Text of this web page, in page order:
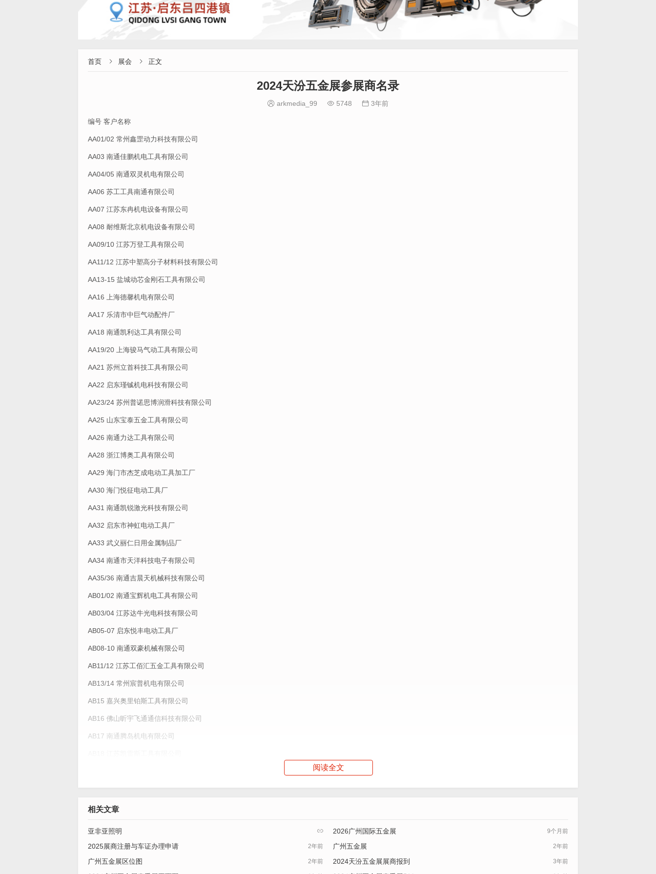
首页  展会  正文
2024天汾五金展参展商名录
 arkmedia_99  5748  3年前
编号 客户名称
AA01/02 常州鑫罡动力科技有限公司
AA03 南通佳鹏机电工具有限公司
AA04/05 南通双灵机电有限公司
AA06 苏工工具南通有限公司
AA07 江苏东冉机电设备有限公司
AA08 耐维斯北京机电设备有限公司
AA09/10 江苏万登工具有限公司
AA11/12 江苏中塑高分子材料科技有限公司
AA13-15 盐城动芯金刚石工具有限公司
AA16 上海德馨机电有限公司
AA17 乐清市中巨气动配件厂
AA18 南通凯利达工具有限公司
AA19/20 上海骏马气动工具有限公司
AA21 苏州立首科技工具有限公司
AA22 启东瑾铖机电科技有限公司
AA23/24 苏州普诺思博润滑科技有限公司
AA25 山东宝泰五金工具有限公司
AA26 南通力达工具有限公司
AA28 浙江博奥工具有限公司
AA29 海门市杰芝成电动工具加工厂
AA30 海门悦征电动工具厂
AA31 南通凯锐激光科技有限公司
AA32 启东市神虹电动工具厂
AA33 武义丽仁日用金属制品厂
AA34 南通市天洋科技电子有限公司
AA35/36 南通吉晨天机械科技有限公司
AB01/02 南通宝辉机电工具有限公司
AB03/04 江苏达牛光电科技有限公司
AB05-07 启东悦丰电动工具厂
AB08-10 南通双豪机械有限公司
AB11/12 江苏工佰汇五金工具有限公司
AB13/14 常州宸普机电有限公司
AB15 嘉兴奥里铂斯工具有限公司
AB16 佛山昕宇飞通通信科技有限公司
AB17 南通腾岛机电有限公司
AB20 众强机电
AB21 江苏金元素超硬材料有限公司
AB23 浙江黑马工具有限公司
AB24 永康市宝岛电器制造厂
阅读全文
相关文章

亚非亚照明 9个月前
2026广州国际五金展
2年前
2025展商注册与车证办理申请 2年前
广州五金展
2年前
广州五金展区位图 3年前
2024天汾五金展展商报到